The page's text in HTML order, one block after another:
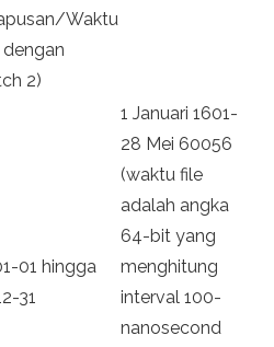
Waktu
2)
01 hingga
31
1 Januari 1601-
28 Mei 60056
(waktu file
adalah angka
64-bit yang
menghitung
interval 100-
nanosecond